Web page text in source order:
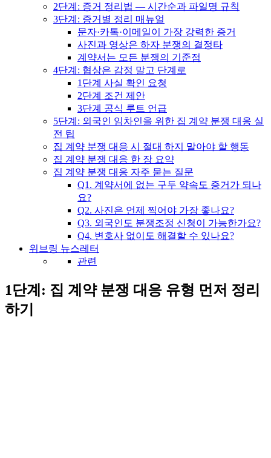
2단계: 증거 정리법 — 시간순과 파일명 규칙
3단계: 증거별 정리 매뉴얼
문자·카톡·이메일이 가장 강력한 증거
사진과 영상은 하자 분쟁의 결정타
계약서는 모든 분쟁의 기준점
4단계: 협상은 감정 말고 단계로
1단계 사실 확인 요청
2단계 조건 제안
3단계 공식 루트 언급
5단계: 외국인 임차인을 위한 집 계약 분쟁 대응 실
전 팁
집 계약 분쟁 대응 시 절대 하지 말아야 할 행동
집 계약 분쟁 대응 한 장 요약
집 계약 분쟁 대응 자주 묻는 질문
Q1. 계약서에 없는 구두 약속도 증거가 되나
요?
Q2. 사진은 언제 찍어야 가장 좋나요?
Q3. 외국인도 분쟁조정 신청이 가능한가요?
Q4. 변호사 없이도 해결할 수 있나요?
위브링 뉴스레터
관련
1단계: 집 계약 분쟁 대응 유형 먼저 정리
하기